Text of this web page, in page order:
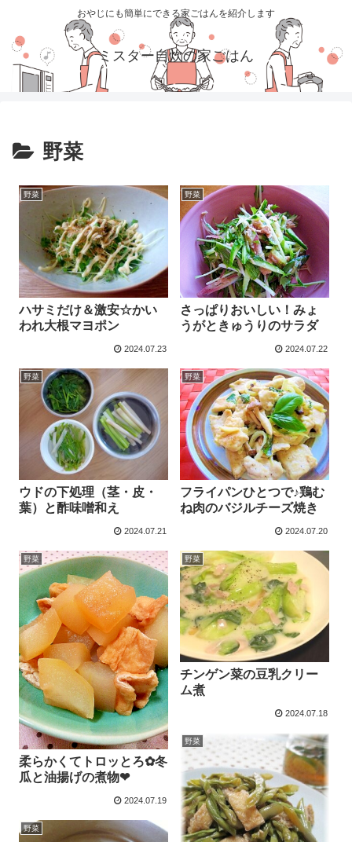
おやじにも簡単にできる家ごはんを紹介します
ミスター自炊の家ごはん
野菜
野菜
ハサミだけ＆激安☆かい
われ大根マヨポン
2024.07.23
野菜
さっぱりおいしい！みょ
うがときゅうりのサラダ
2024.07.22
野菜
ウドの下処理（茎・皮・
葉）と酢味噌和え
2024.07.21
野菜
フライパンひとつで♪鶏む
ね肉のバジルチーズ焼き
2024.07.20
野菜
柔らかくてトロッとろ✿冬
瓜と油揚げの煮物❤
2024.07.19
野菜
チンゲン菜の豆乳クリー
ム煮
2024.07.18
野菜
野菜